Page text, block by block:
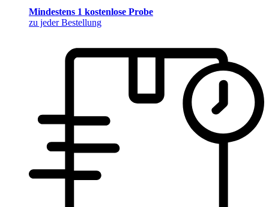
Mindestens 1 kostenlose Probe
zu jeder Bestellung